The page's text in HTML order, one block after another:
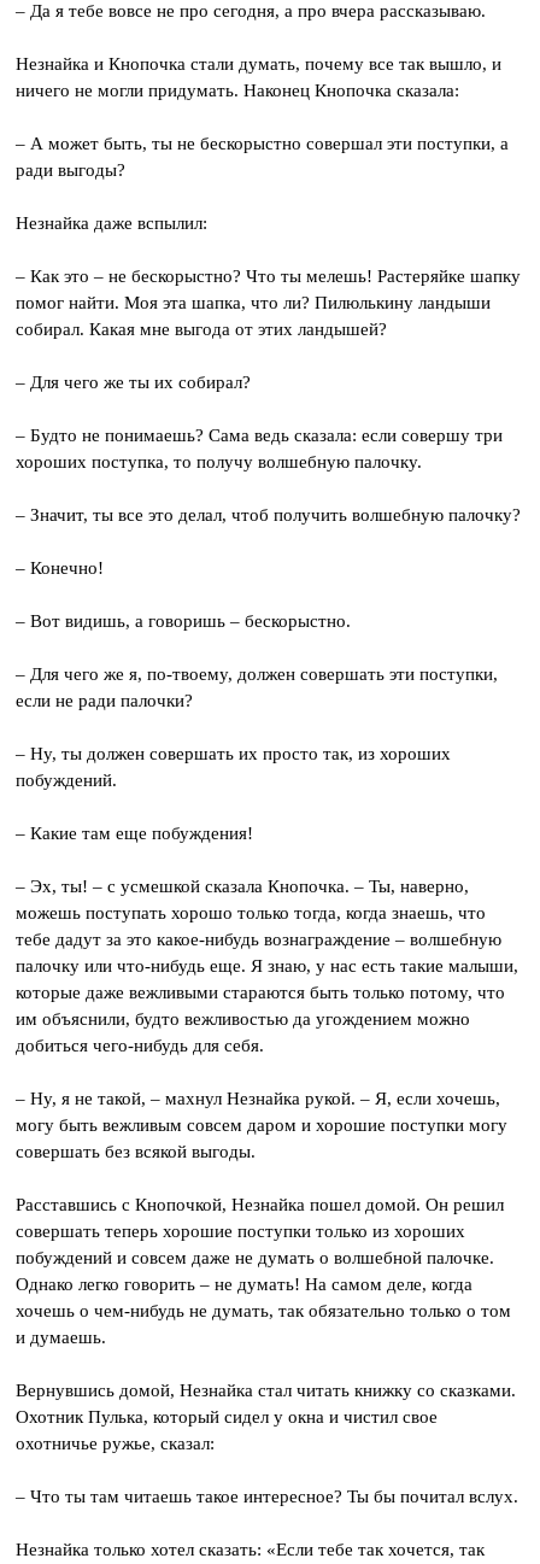
– Да я тебе вовсе не про сегодня, а про вчера рассказываю.
Незнайка и Кнопочка стали думать, почему все так вышло, и
ничего не могли придумать. Наконец Кнопочка сказала:
– А может быть, ты не бескорыстно совершал эти поступки, а
ради выгоды?
Незнайка даже вспылил:
– Как это – не бескорыстно? Что ты мелешь! Растеряйке шапку
помог найти. Моя эта шапка, что ли? Пилюлькину ландыши
собирал. Какая мне выгода от этих ландышей?
– Для чего же ты их собирал?
– Будто не понимаешь? Сама ведь сказала: если совершу три
хороших поступка, то получу волшебную палочку.
– Значит, ты все это делал, чтоб получить волшебную палочку?
– Конечно!
– Вот видишь, а говоришь – бескорыстно.
– Для чего же я, по-твоему, должен совершать эти поступки,
если не ради палочки?
– Ну, ты должен совершать их просто так, из хороших
побуждений.
– Какие там еще побуждения!
– Эх, ты! – с усмешкой сказала Кнопочка. – Ты, наверно,
можешь поступать хорошо только тогда, когда знаешь, что
тебе дадут за это какое-нибудь вознаграждение – волшебную
палочку или что-нибудь еще. Я знаю, у нас есть такие малыши,
которые даже вежливыми стараются быть только потому, что
им объяснили, будто вежливостью да угождением можно
добиться чего-нибудь для себя.
– Ну, я не такой, – махнул Незнайка рукой. – Я, если хочешь,
могу быть вежливым совсем даром и хорошие поступки могу
совершать без всякой выгоды.
Расставшись с Кнопочкой, Незнайка пошел домой. Он решил
совершать теперь хорошие поступки только из хороших
побуждений и совсем даже не думать о волшебной палочке.
Однако легко говорить – не думать! На самом деле, когда
хочешь о чем-нибудь не думать, так обязательно только о том
и думаешь.
Вернувшись домой, Незнайка стал читать книжку со сказками.
Охотник Пулька, который сидел у окна и чистил свое
охотничье ружье, сказал:
– Что ты там читаешь такое интересное? Ты бы почитал вслух.
Незнайка только хотел сказать: «Если тебе так хочется, так